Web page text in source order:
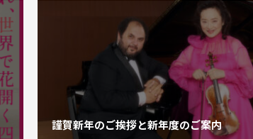
謹賀新年のご挨拶と新年度のご案内